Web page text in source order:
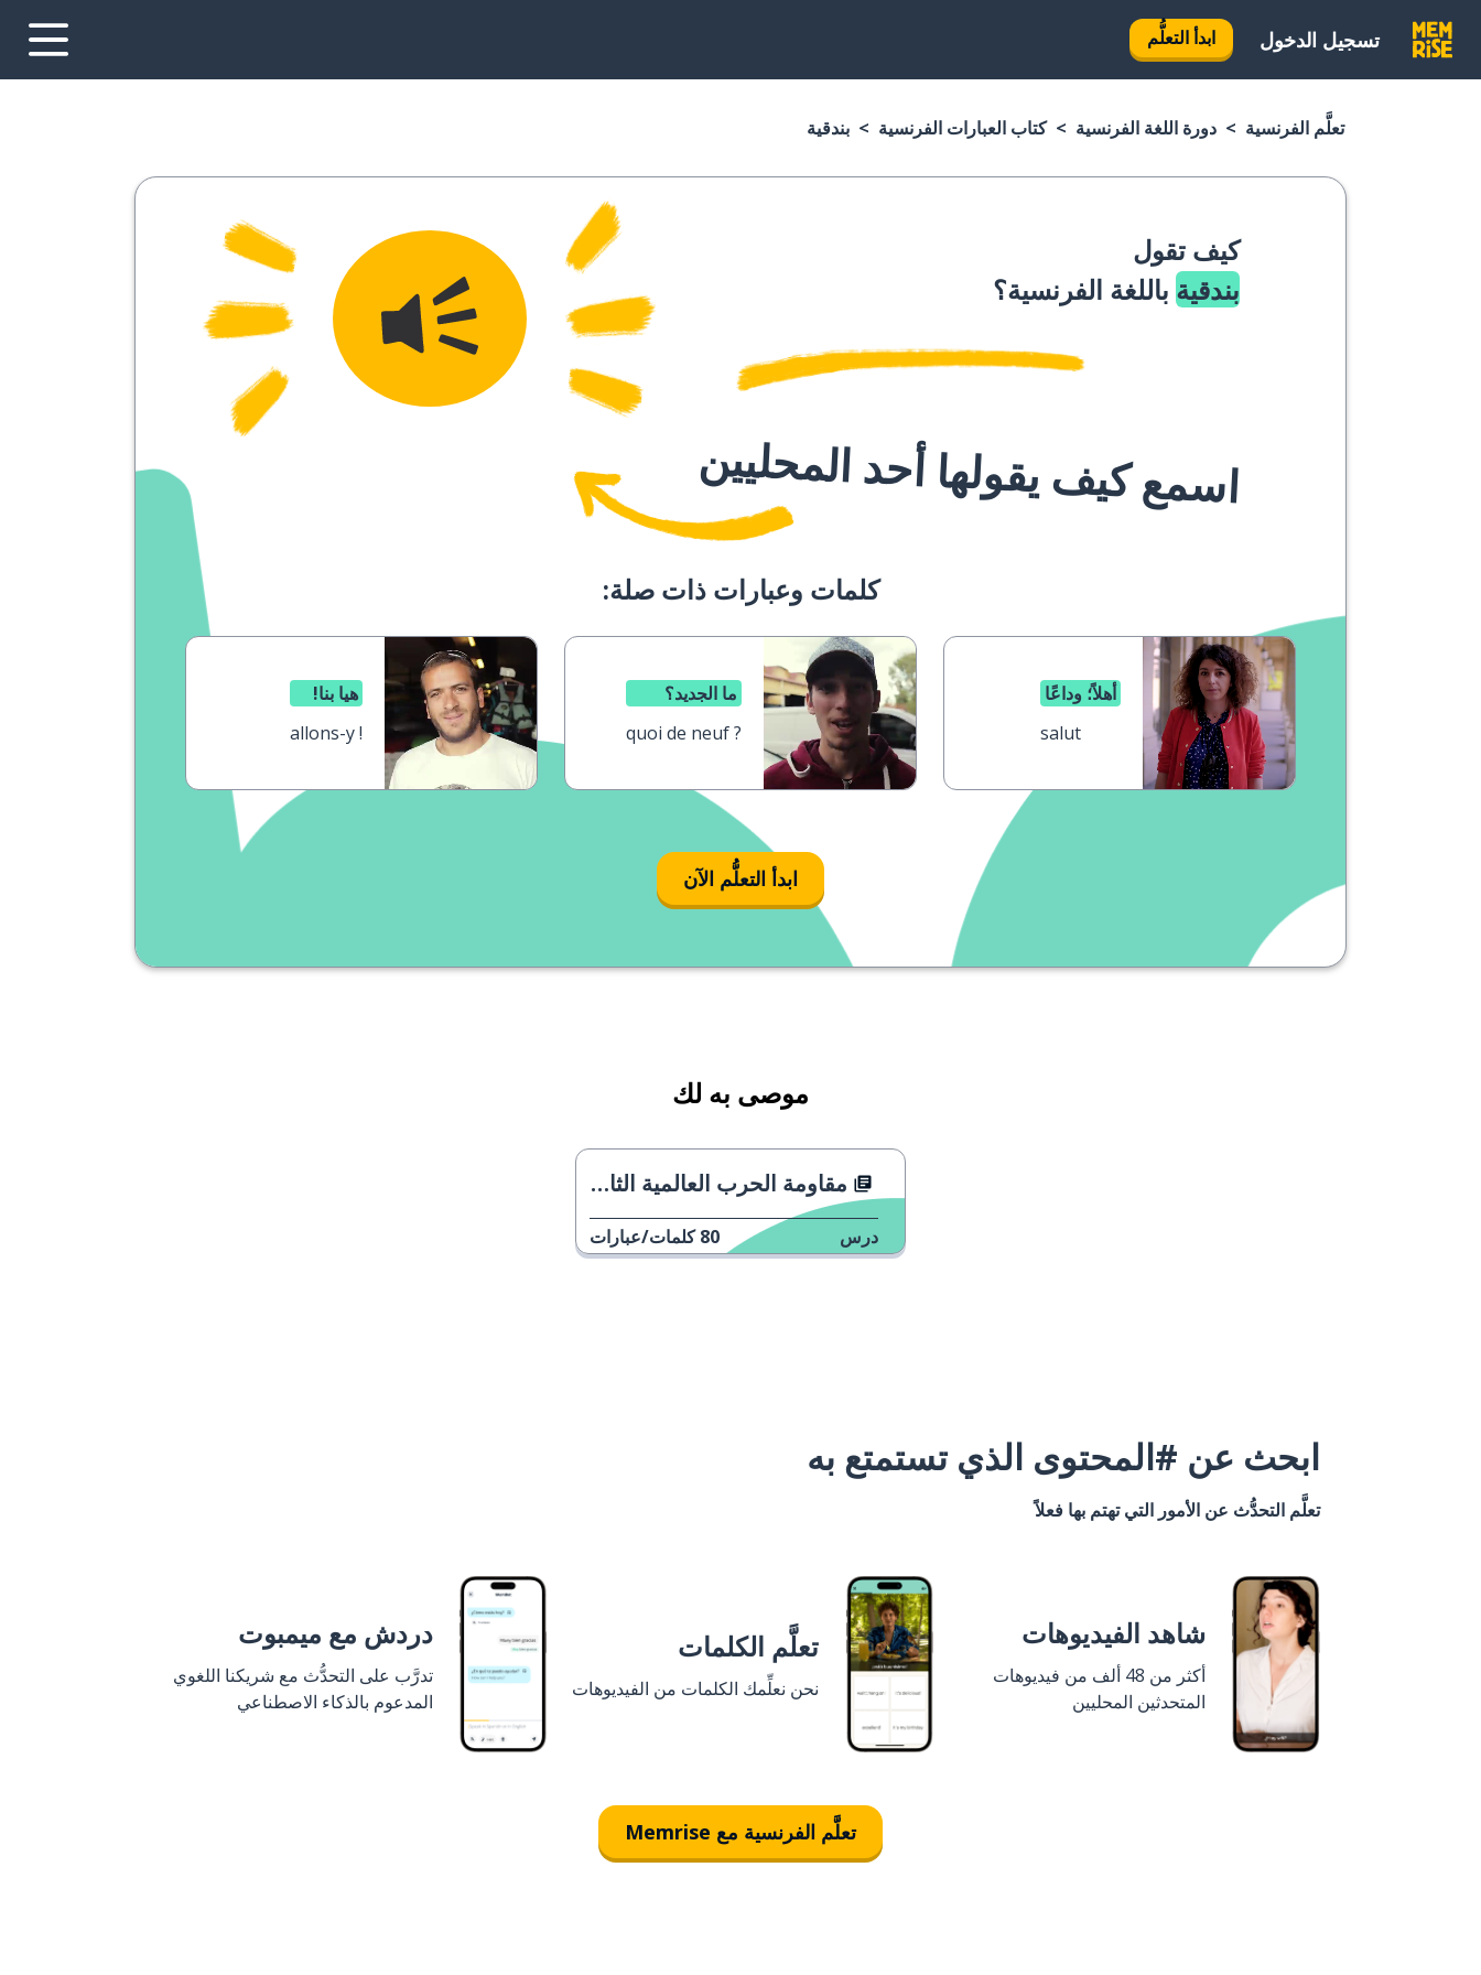
تسجيل الدخول ابدأ التعلُّم
تعلَّم الفرنسية دورة اللغة الفرنسية كتاب العبارات الفرنسية بندقية
كيف تقول
بندقية باللغة الفرنسية؟
اسمع كيف يقولها أحد المحليين
كلمات وعبارات ذات صلة:
أهلاً؛ وداعًا
salut
ما الجديد؟
quoi de neuf ?
هيا بنا!
allons-y !
ابدأ التعلُّم الآن
موصى به لك
مقاومة الحرب العالمية الثانية
درس 80 كلمات/عبارات
ابحث عن #المحتوى الذي تستمتع به
تعلَّم التحدُّث عن الأمور التي تهتم بها فعلاً
شاهد الفيديوهات
أكثر من 48 ألف من فيديوهات
المتحدثين المحليين
تعلَّم الكلمات
نحن نعلِّمك الكلمات من الفيديوهات
دردش مع ميمبوت
تدرَّب على التحدُّث مع شريكنا اللغوي
المدعوم بالذكاء الاصطناعي
تعلَّم الفرنسية مع Memrise